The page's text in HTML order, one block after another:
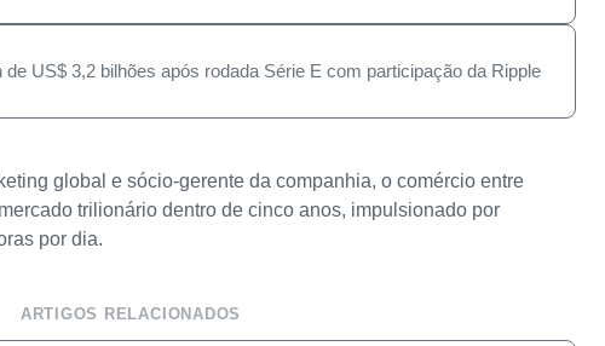
US$ 3,2 bilhões após rodada Série E com participação da Ripple
global e sócio-gerente da companhia, o comércio entre
trilionário dentro de cinco anos, impulsionado por
por dia.
ARTIGOS RELACIONADOS